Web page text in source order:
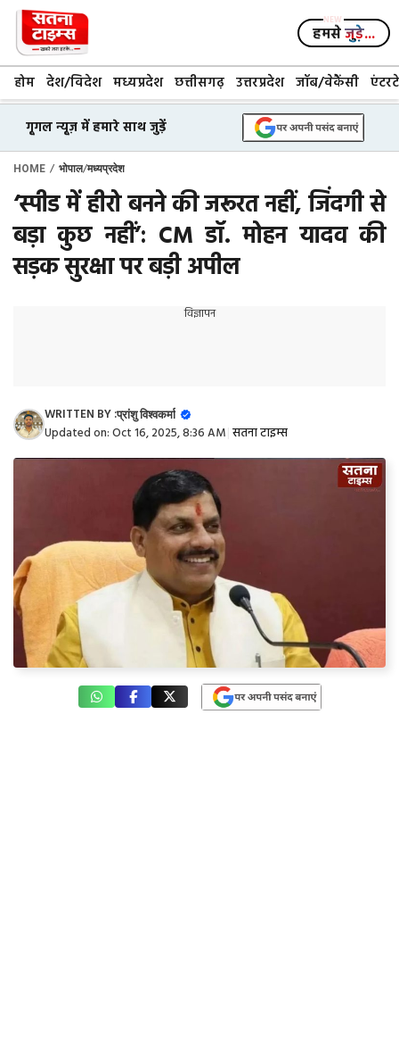
Skip
content
हमसेजुड़े...
होम देश/विदेश मध्यप्रदेश छत्तीसगढ़ उत्तरप्रदेश जॉब/वेकैंसी
गूगल न्यूज़ में हमारे साथ जुड़ें
HOME / भोपाल/मध्यप्रदेश
‘स्पीड में हीरो बनने की जरूरत नहीं, जिंदगी से
बड़ा कुछ नहीं’: CM डॉ. मोहन यादव की
सड़क सुरक्षा पर बड़ी अपील
विज्ञापन
WRITTEN BY :प्रांशु विश्वकर्मा
Updated on:Oct 16, 2025, 8:36 AM सतना टाइम्स